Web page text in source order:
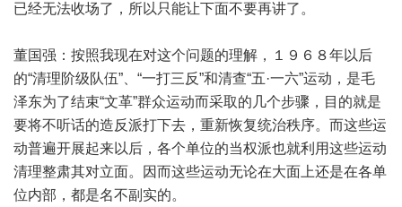
已经无法收场了，所以只能让下面不要再讲了。
董国强：按照我现在对这个问题的理解，１９６８年以后
的“清理阶级队伍”、“一打三反”和清查“五·一六”运动，是毛
泽东为了结束“文革”群众运动而采取的几个步骤，目的就是
要将不听话的造反派打下去，重新恢复统治秩序。而这些运
动普遍开展起来以后，各个单位的当权派也就利用这些运动
清理整肃其对立面。因而这些运动无论在大面上还是在各单
位内部，都是名不副实的。